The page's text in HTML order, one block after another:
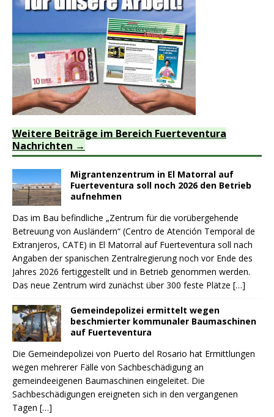
Weitere Beiträge im Bereich Fuerteventura
Nachrichten
Migrantenzentrum in El Matorral auf
Fuerteventura soll noch 2026 den Betrieb
aufnehmen
Das im Bau befindliche „Zentrum für die vorübergehende
Betreuung von Ausländern“ (Centro de Atención Temporal de
Extranjeros, CATE) in El Matorral auf Fuerteventura soll nach
Angaben der spanischen Zentralregierung noch vor Ende des
Jahres 2026 fertiggestellt und in Betrieb genommen werden.
Das neue Zentrum wird zunächst über 300 feste Plätze […]
Gemeindepolizei ermittelt wegen
beschmierter kommunaler Baumaschinen
auf Fuerteventura
Die Gemeindepolizei von Puerto del Rosario hat Ermittlungen
wegen mehrerer Fälle von Sachbeschädigung an
gemeindeeigenen Baumaschinen eingeleitet. Die
Sachbeschädigungen ereigneten sich in den vergangenen
Tagen […]